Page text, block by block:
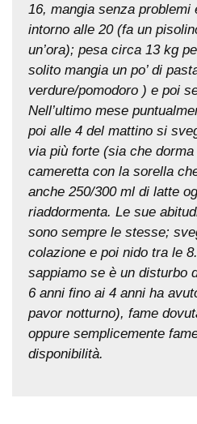
16, mangia senza
intorno alle 20 (fa un
un’ora); pesa circa 13 kg
solito mangia un po’ di
verdure/pomodoro ) e poi
Nell’ultimo mese
poi alle 4 del mattino si
via più forte (sia che
cameretta con la sorella
anche 250/300 ml di latte
riaddormenta. Le sue
sono sempre le stesse;
colazione e poi nido tra le
sappiamo se è un disturbo
6 anni fino ai 4 anni ha
pavor notturno), fame
oppure semplicemente
disponibilità.